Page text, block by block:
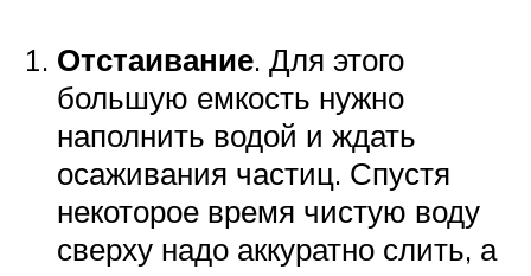
Отстаивание. Для этого
большую емкость нужно
наполнить водой и ждать
осаживания частиц. Спустя
некоторое время чистую воду
сверху надо аккуратно слить, а